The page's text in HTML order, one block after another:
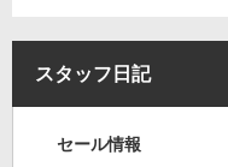
スタッフ日記
セール情報